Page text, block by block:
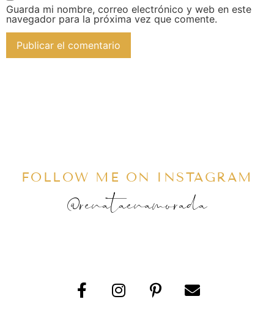
Guarda mi nombre, correo electrónico y web en este
navegador para la próxima vez que comente.
FOLLOW ME ON INSTAGRAM
@renataenamorada